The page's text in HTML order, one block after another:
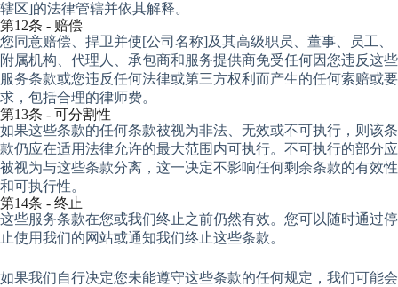
辖区]的法律管辖并依其解释。
第12条 - 赔偿
您同意赔偿、捍卫并使[公司名称]及其高级职员、董事、员工、
附属机构、代理人、承包商和服务提供商免受任何因您违反这些
服务条款或您违反任何法律或第三方权利而产生的任何索赔或要
求，包括合理的律师费。
第13条 - 可分割性
如果这些条款的任何条款被视为非法、无效或不可执行，则该条
款仍应在适用法律允许的最大范围内可执行。不可执行的部分应
被视为与这些条款分离，这一决定不影响任何剩余条款的有效性
和可执行性。
第14条 - 终止
这些服务条款在您或我们终止之前仍然有效。您可以随时通过停
止使用我们的网站或通知我们终止这些条款。
如果我们自行决定您未能遵守这些条款的任何规定，我们可能会